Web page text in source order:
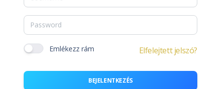
Emlékezz rám Elfelejtett jelszó?
BEJELENTKEZÉS